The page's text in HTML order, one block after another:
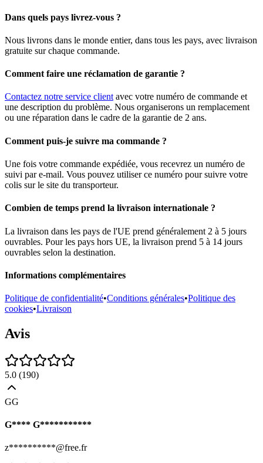
Dans quels pays livrez-vous ?
Nous livrons dans le monde entier, dans tous les pays, avec livraison
gratuite sur chaque commande.
Comment faire une réclamation de garantie ?
Contactez notre service clientavec votre numéro de commande et
une description du problème. Nous organiserons un remplacement
ou une réparation dans le cadre de la garantie de 2 ans.
Comment puis-je suivre ma commande ?
Une fois votre commande expédiée, vous recevrez un numéro de
suivi par e-mail. Vous pouvez utiliser ce numéro pour suivre votre
colis sur le site du transporteur.
Combien de temps prend la livraison internationale ?
La livraison dans les pays de l'UE prend généralement 2 à 5 jours
ouvrables. Pour les pays hors UE, la livraison prend 5 à 14 jours
ouvrables selon la destination.
Informations complémentaires
Politique de confidentialité•Conditions générales•Politique des
cookies•Livraison
Avis
5.0 (190)
GG
G**** G***********
z**********@free.fr